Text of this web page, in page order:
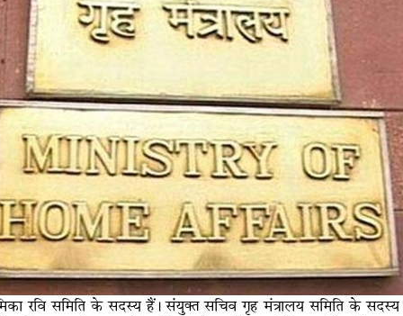
रवि समिति के सदस्य हैं। संयुक्त सचिव गृह मंत्रालय समिति के